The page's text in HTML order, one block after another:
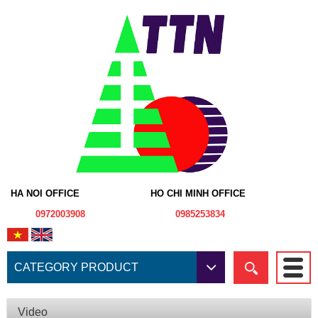
HA NOI OFFICE
0972003908
HO CHI MINH OFFICE
0985253834
CATEGORY PRODUCT
Video